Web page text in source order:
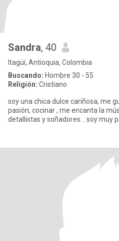
Sandra, 40
Itagüí, Antioquia, Colombia
Buscando: Hombre 30 - 55
Religión: Cristiano
soy una chica dulce cariñosa, me
pasión, cocinar , me encanta la música, amo los
detallistas y soñadores .. soy muy